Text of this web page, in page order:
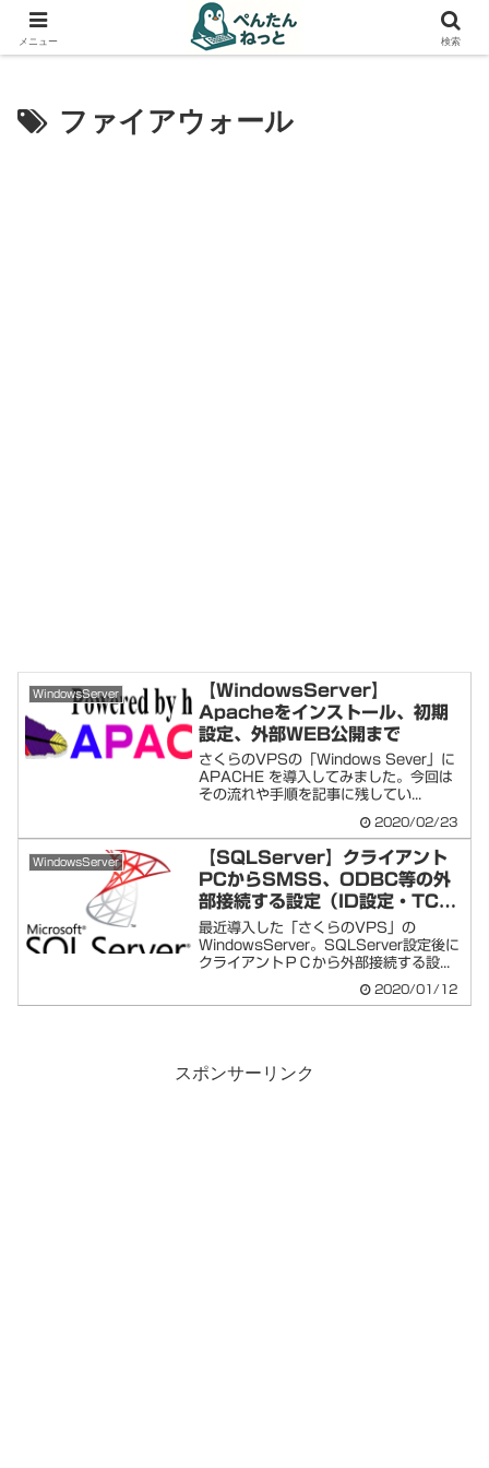
PCやガジェットの備忘録
ファイアウォール
WindowsServer
【WindowsServer】
Apacheをインストール、初期
設定、外部WEB公開まで
さくらのVPSの「Windows Sever」に
APACHE を導入してみました。今回は
その流れや手順を記事に残してい...
2020/02/23
WindowsServer
【SQLServer】クライアント
PCからSMSS、ODBC等の外
部接続する設定（ID設定・TCP
設定・ファイアウォール）
最近導入した「さくらのVPS」の
WindowsServer。SQLServer設定後に
クライアントＰＣから外部接続する設...
2020/01/12
スポンサーリンク
メニュー 検索